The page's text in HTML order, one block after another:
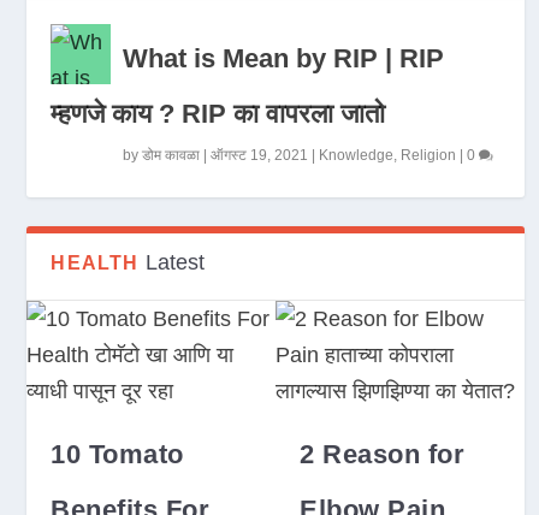
What is Mean by RIP | RIP
म्हणजे काय ? RIP का वापरला जातो
byडोम कावळा |ऑगस्ट 19, 2021 Knowledge, Religion |0
HEALTH Latest
10 Tomato
2 Reason for